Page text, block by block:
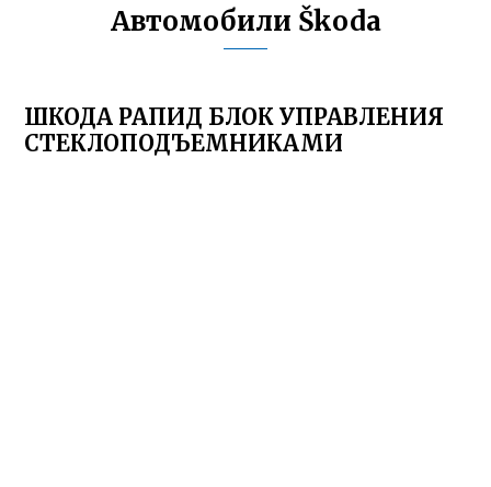
Автомобили Škoda
ШКОДА РАПИД БЛОК УПРАВЛЕНИЯ
СТЕКЛОПОДЪЕМНИКАМИ